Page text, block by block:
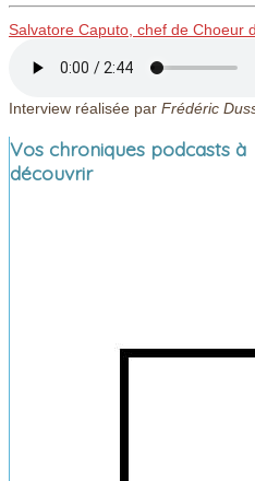
Salvatore Caputo, chef de Choeur
Interview réalisée par Frédéric
Vos chroniques podcasts à
découvrir